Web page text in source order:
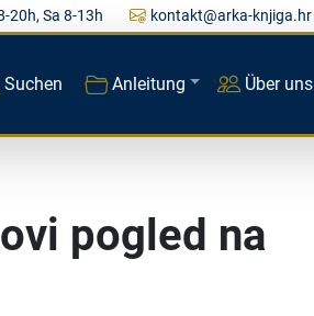
20h, Sa 8-13h kontakt@arka-knjiga.hr
Suchen Anleitung Über uns
pogled na